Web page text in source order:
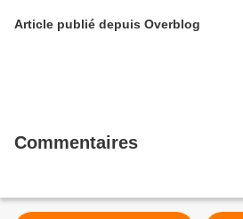
Article publié depuis Overblog
Commentaires